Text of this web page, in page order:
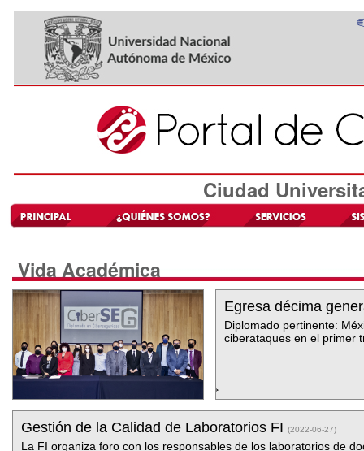
Ciudad
Vida Académica
Egresa décima
Diplomado pertinente:
ciberataques en el primer
Gestión de la Calidad de Laboratorios FI (2022-06-27)
La FI organiza foro con los responsables de los laboratorios de